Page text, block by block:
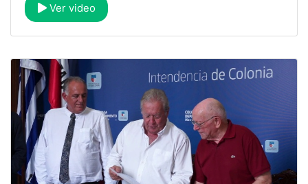
Ver video